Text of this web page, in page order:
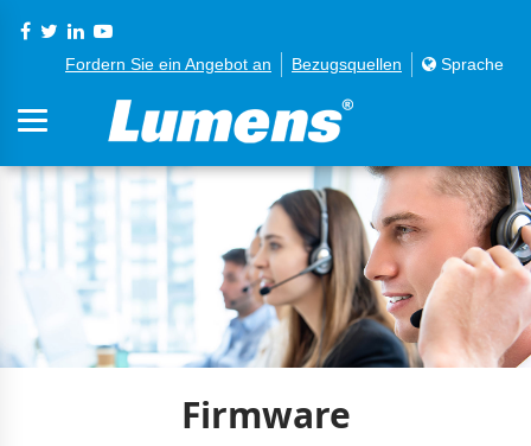
Fordern Sie ein Angebot an Bezugsquellen Sprache
Firmware